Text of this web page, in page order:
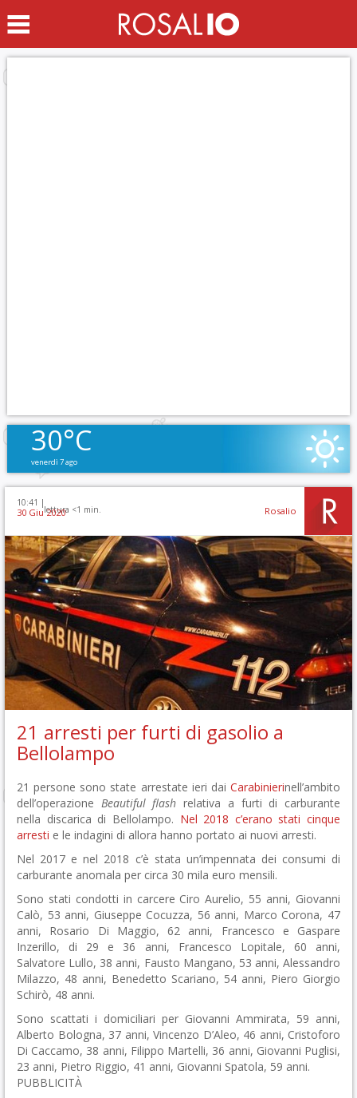
30°C
venerdì 7 ago
10:41 |
lettura <1 min.
30 Giu 2020 Rosalio
21 arresti per furti di gasolio a
Bellolampo
21 persone sono state arrestate ieri dai Carabinierinell’ambito
dell’operazione Beautiful flash relativa a furti di carburante
nella discarica di Bellolampo. Nel 2018 c’erano stati cinque
arresti e le indagini di allora hanno portato ai nuovi arresti.
Nel 2017 e nel 2018 c’è stata un’impennata dei consumi di
carburante anomala per circa 30 mila euro mensili.
Sono stati condotti in carcere Ciro Aurelio, 55 anni, Giovanni
Calò, 53 anni, Giuseppe Cocuzza, 56 anni, Marco Corona, 47
anni, Rosario Di Maggio, 62 anni, Francesco e Gaspare
Inzerillo, di 29 e 36 anni, Francesco Lopitale, 60 anni,
Salvatore Lullo, 38 anni, Fausto Mangano, 53 anni, Alessandro
Milazzo, 48 anni, Benedetto Scariano, 54 anni, Piero Giorgio
Schirò, 48 anni.
Sono scattati i domiciliari per Giovanni Ammirata, 59 anni,
Alberto Bologna, 37 anni, Vincenzo D’Aleo, 46 anni, Cristoforo
Di Caccamo, 38 anni, Filippo Martelli, 36 anni, Giovanni Puglisi,
23 anni, Pietro Riggio, 41 anni, Giovanni Spatola, 59 anni.
PUBBLICITÀ